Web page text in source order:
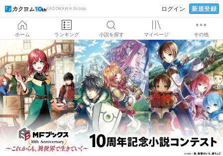
KADOKAWA Group ログイン 新規登録
ホーム ランキング 小説を探す マイページ その他